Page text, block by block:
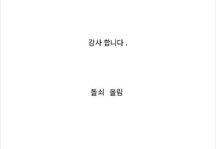
감사 합니다 .
돌쇠 올림